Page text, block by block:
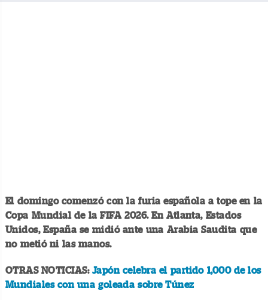
El domingo comenzó con la furia española a tope en la
Copa Mundial de la FIFA 2026. En Atlanta, Estados
Unidos, España se midió ante una Arabia Saudita que
no metió ni las manos.
OTRAS NOTICIAS: Japón celebra el partido 1,000 de los
Mundiales con una goleada sobre Túnez